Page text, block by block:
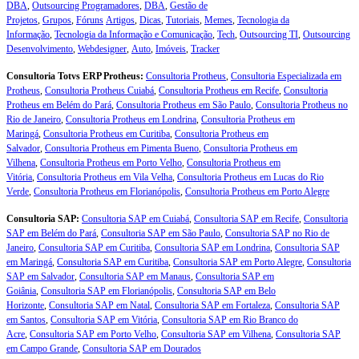
DBA, Outsourcing Programadores, DBA, Gestão de
Projetos, Grupos, Fóruns Artigos, Dicas, Tutoriais, Memes, Tecnologia da
Informação, Tecnologia da Informação e Comunicação, Tech, Outsourcing TI, Outsourcing
Desenvolvimento, Webdesigner, Auto, Imóveis, Tracker
Consultoria Totvs ERP Protheus: Consultoria Protheus, Consultoria Especializada em
Protheus, Consultoria Protheus Cuiabá, Consultoria Protheus em Recife, Consultoria
Protheus em Belém do Pará, Consultoria Protheus em São Paulo, Consultoria Protheus no
Rio de Janeiro, Consultoria Protheus em Londrina, Consultoria Protheus em
Maringá, Consultoria Protheus em Curitiba, Consultoria Protheus em
Salvador, Consultoria Protheus em Pimenta Bueno, Consultoria Protheus em
Vilhena, Consultoria Protheus em Porto Velho, Consultoria Protheus em
Vitória, Consultoria Protheus em Vila Velha, Consultoria Protheus em Lucas do Rio
Verde, Consultoria Protheus em Florianópolis, Consultoria Protheus em Porto Alegre
Consultoria SAP: Consultoria SAP em Cuiabá, Consultoria SAP em Recife, Consultoria
SAP em Belém do Pará, Consultoria SAP em São Paulo, Consultoria SAP no Rio de
Janeiro, Consultoria SAP em Curitiba, Consultoria SAP em Londrina, Consultoria SAP
em Maringá, Consultoria SAP em Curitiba, Consultoria SAP em Porto Alegre, Consultoria
SAP em Salvador, Consultoria SAP em Manaus, Consultoria SAP em
Goiânia, Consultoria SAP em Florianópolis, Consultoria SAP em Belo
Horizonte, Consultoria SAP em Natal, Consultoria SAP em Fortaleza, Consultoria SAP
em Santos, Consultoria SAP em Vitória, Consultoria SAP em Rio Branco do
Acre, Consultoria SAP em Porto Velho, Consultoria SAP em Vilhena, Consultoria SAP
em Campo Grande, Consultoria SAP em Dourados